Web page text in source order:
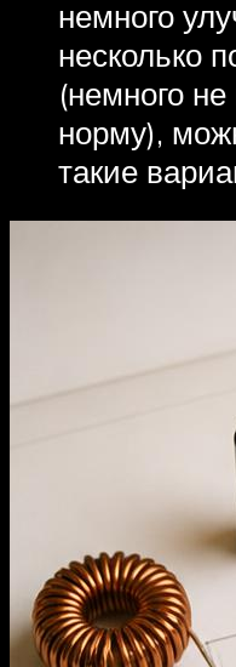
немного
несколько
(немного
норму),
такие